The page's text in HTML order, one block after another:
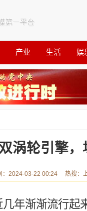
产业 生活 娱
涡轮引擎
2024-03-22 00:24 热搜：
几年渐渐流行起